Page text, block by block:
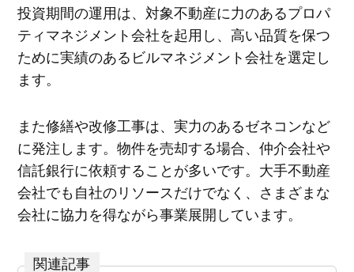
投資期間の運用は、対象不動産に力のあるプロパ
ティマネジメント会社を起用し、高い品質を保つ
ために実績のあるビルマネジメント会社を選定し
ます。
また修繕や改修工事は、実力のあるゼネコンなど
に発注します。物件を売却する場合、仲介会社や
信託銀行に依頼することが多いです。大手不動産
会社でも自社のリソースだけでなく、さまざまな
会社に協力を得ながら事業展開しています。